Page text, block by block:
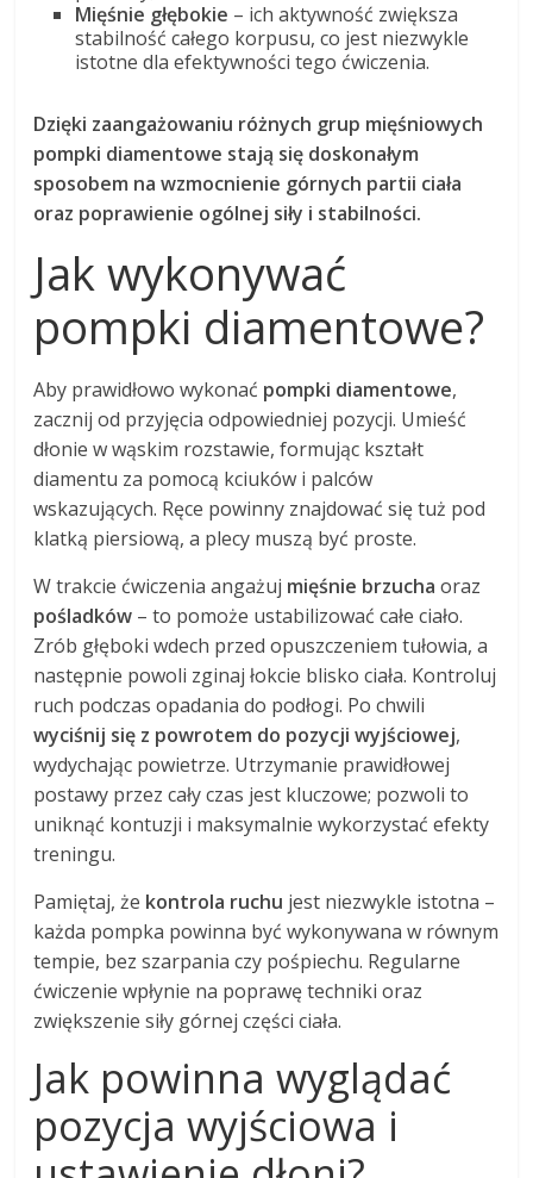
Mięśnie głębokie – ich aktywność zwiększa
stabilność całego korpusu, co jest niezwykle
istotne dla efektywności tego ćwiczenia.
Dzięki zaangażowaniu różnych grup mięśniowych
pompki diamentowe stają się doskonałym
sposobem na wzmocnienie górnych partii ciała
oraz poprawienie ogólnej siły i stabilności.
Jak wykonywać
pompki diamentowe?
Aby prawidłowo wykonać pompki diamentowe,
zacznij od przyjęcia odpowiedniej pozycji. Umieść
dłonie w wąskim rozstawie, formując kształt
diamentu za pomocą kciuków i palców
wskazujących. Ręce powinny znajdować się tuż pod
klatką piersiową, a plecy muszą być proste.
W trakcie ćwiczenia angażuj mięśnie brzucha oraz
pośladków – to pomoże ustabilizować całe ciało.
Zrób głęboki wdech przed opuszczeniem tułowia, a
następnie powoli zginaj łokcie blisko ciała. Kontroluj
ruch podczas opadania do podłogi. Po chwili
wyciśnij się z powrotem do pozycji wyjściowej,
wydychając powietrze. Utrzymanie prawidłowej
postawy przez cały czas jest kluczowe; pozwoli to
uniknąć kontuzji i maksymalnie wykorzystać efekty
treningu.
Pamiętaj, że kontrola ruchu jest niezwykle istotna –
każda pompka powinna być wykonywana w równym
tempie, bez szarpania czy pośpiechu. Regularne
ćwiczenie wpłynie na poprawę techniki oraz
zwiększenie siły górnej części ciała.
Jak powinna wyglądać
pozycja wyjściowa i